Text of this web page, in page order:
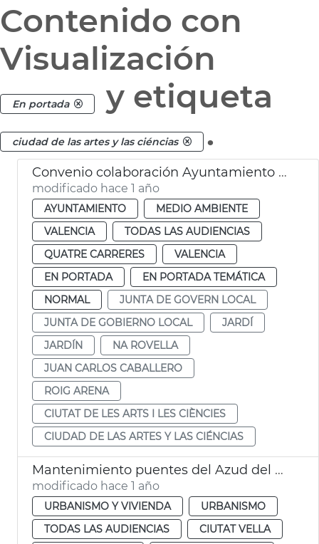
Contenido con
Visualización
En portada y etiqueta
ciudad de las artes y las ciéncias .
Convenio colaboración Ayuntamiento - Roig Arena gestión jardín València
modificado hace 1 año
AYUNTAMIENTO
MEDIO AMBIENTE
VALENCIA
TODAS LAS AUDIENCIAS
QUATRE CARRERES
VALENCIA
EN PORTADA
EN PORTADA TEMÁTICA
NORMAL
JUNTA DE GOVERN LOCAL
JUNTA DE GOBIERNO LOCAL
JARDÍ
JARDÍN
NA ROVELLA
JUAN CARLOS CABALLERO
ROIG ARENA
CIUTAT DE LES ARTS I LES CIÈNCIES
CIUDAD DE LAS ARTES Y LAS CIÉNCIAS
Mantenimiento puentes del Azud del Oro y de la Exposición València
modificado hace 1 año
URBANISMO Y VIVIENDA
URBANISMO
TODAS LAS AUDIENCIAS
CIUTAT VELLA